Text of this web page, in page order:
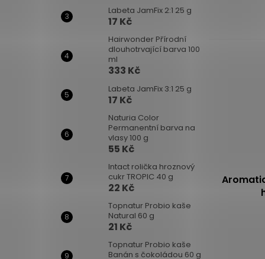
Labeta JamFix 2:1 25 g
17 Kč
Hairwonder Přírodní
dlouhotrvající barva 100
ml
333 Kč
Labeta JamFix 3:1 25 g
17 Kč
Naturia Color
Permanentní barva na
vlasy 100 g
55 Kč
Intact rolička hroznový
cukr TROPIC 40 g
22 Kč
Topnatur Probio kaše
Natural 60 g
21 Kč
Topnatur Probio kaše
Banán s čokoládou 60 g